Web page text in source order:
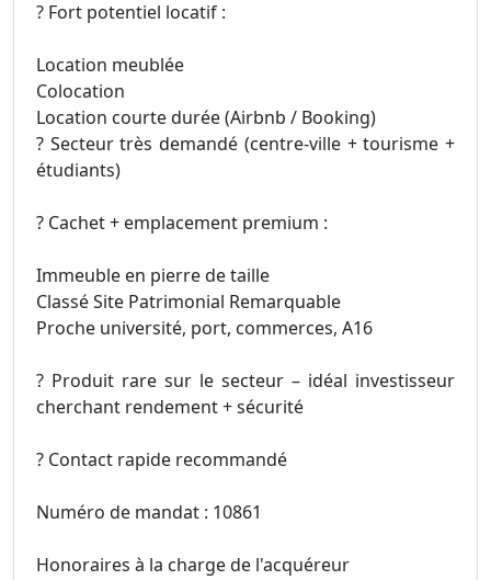
? Fort potentiel locatif :
Location meublée
Colocation
Location courte durée (Airbnb / Booking)
? Secteur très demandé (centre-ville + tourisme +
étudiants)
? Cachet + emplacement premium :
Immeuble en pierre de taille
Classé Site Patrimonial Remarquable
Proche université, port, commerces, A16
? Produit rare sur le secteur – idéal investisseur
cherchant rendement + sécurité
? Contact rapide recommandé
Numéro de mandat : 10861
Honoraires à la charge de l'acquéreur